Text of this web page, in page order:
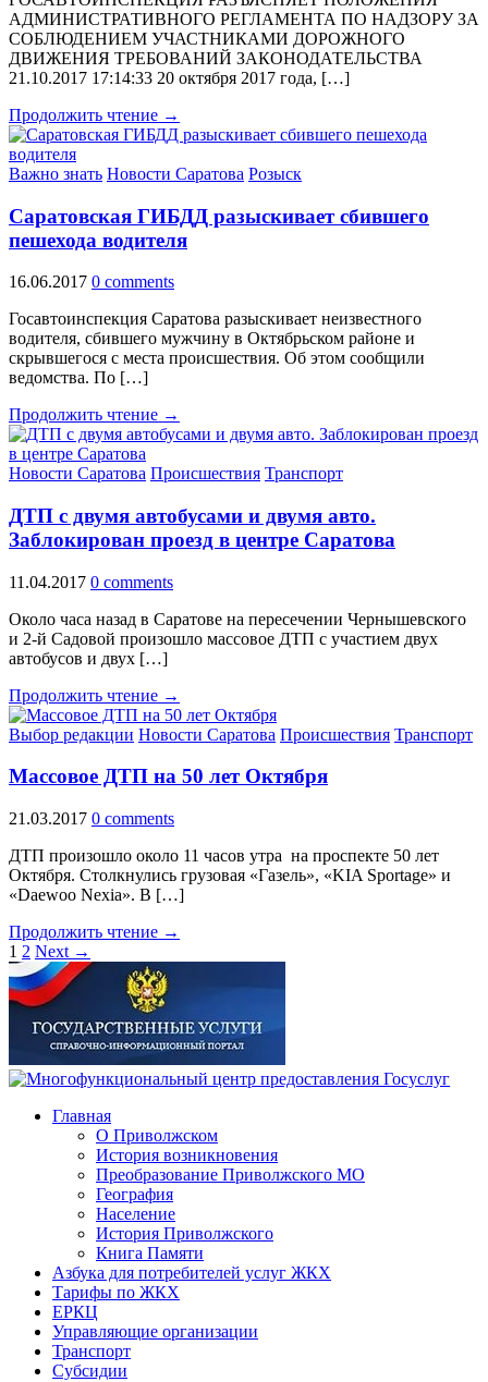
АДМИНИСТРАТИВНОГО РЕГЛАМЕНТА ПО НАДЗОРУ ЗА
СОБЛЮДЕНИЕМ УЧАСТНИКАМИ ДОРОЖНОГО
ДВИЖЕНИЯ ТРЕБОВАНИЙ ЗАКОНОДАТЕЛЬСТВА
21.10.2017 17:14:33 20 октября 2017 года, […]
Продолжить чтение →
Важно знать Новости Саратова Розыск
Саратовская ГИБДД разыскивает сбившего
пешехода водителя
16.06.2017 0 comments
Госавтоинспекция Саратова разыскивает неизвестного
водителя, сбившего мужчину в Октябрьском районе и
скрывшегося с места происшествия. Об этом сообщили
ведомства. По […]
Продолжить чтение →
Новости Саратова Происшествия Транспорт
ДТП с двумя автобусами и двумя авто.
Заблокирован проезд в центре Саратова
11.04.2017 0 comments
Около часа назад в Саратове на пересечении Чернышевского
и 2-й Садовой произошло массовое ДТП с участием двух
автобусов и двух […]
Продолжить чтение →
Выбор редакции Новости Саратова Происшествия Транспорт
Массовое ДТП на 50 лет Октября
21.03.2017 0 comments
ДТП произошло около 11 часов утра на проспекте 50 лет
Октября. Столкнулись грузовая «Газель», «KIA Sportage» и
«Daewoo Nexia». В […]
Продолжить чтение →
1 2 Next →
Главная
О Приволжском
История возникновения
Преобразование Приволжского МО
География
Население
История Приволжского
Книга Памяти
Азбука для потребителей услуг ЖКХ
Тарифы по ЖКХ
ЕРКЦ
Управляющие организации
Транспорт
Субсидии